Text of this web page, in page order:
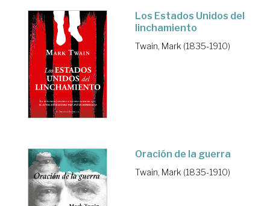
Los Estados Unidos del
linchamiento
Twain, Mark (1835-1910)
Oración de la guerra
Twain, Mark (1835-1910)